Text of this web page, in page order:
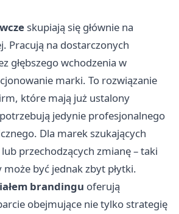
skupiają się głównie na
Pracują na dostarczonych
głębszego wchodzenia w
marki. To rozwiązanie
które mają już ustalony
jedynie profesjonalnego
Dla marek szukających
przechodzących zmianę – taki
może być jednak zbyt płytki.
brandingu oferują
obejmujące nie tylko strategię